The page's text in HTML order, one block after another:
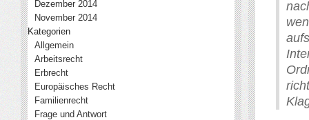
Dezember 2014
November 2014
Kategorien
Allgemein
Arbeitsrecht
Erbrecht
Europäisches Recht
Familienrecht
Frage und Antwort